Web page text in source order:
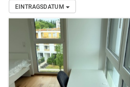
EINTRAGSDATUM